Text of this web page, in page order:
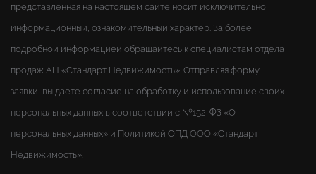
представленная на настоящем сайте носит исключительно
информационный, ознакомительный характер. За более
подробной информацией обращайтесь к специалистам отдела
продаж АН «Стандарт Недвижимость». Отправляя форму
заявки, вы даете согласие на обработку и использование своих
персональных данных в соответствии с №152-ФЗ «О
персональных данных» и Политикой ОПД ООО «Стандарт
Недвижимость».